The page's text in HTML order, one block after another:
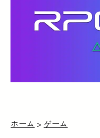
ホーム > ゲーム